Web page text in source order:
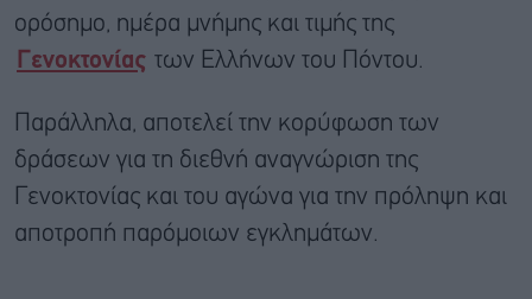
ορόσημο, ημέρα μνήμης και τιμής της
Γενοκτονίας των Ελλήνων του Πόντου.
Παράλληλα, αποτελεί την κορύφωση των
δράσεων για τη διεθνή αναγνώριση της
Γενοκτονίας και του αγώνα για την πρόληψη και
αποτροπή παρόμοιων εγκλημάτων.